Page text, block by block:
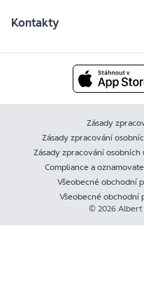
Kontakty
Zásady
Zásady zpracování
Zásady zpracování
Compliance a
Všeobecné obchodní
Všeobecné obchodní
© 2026 Albert